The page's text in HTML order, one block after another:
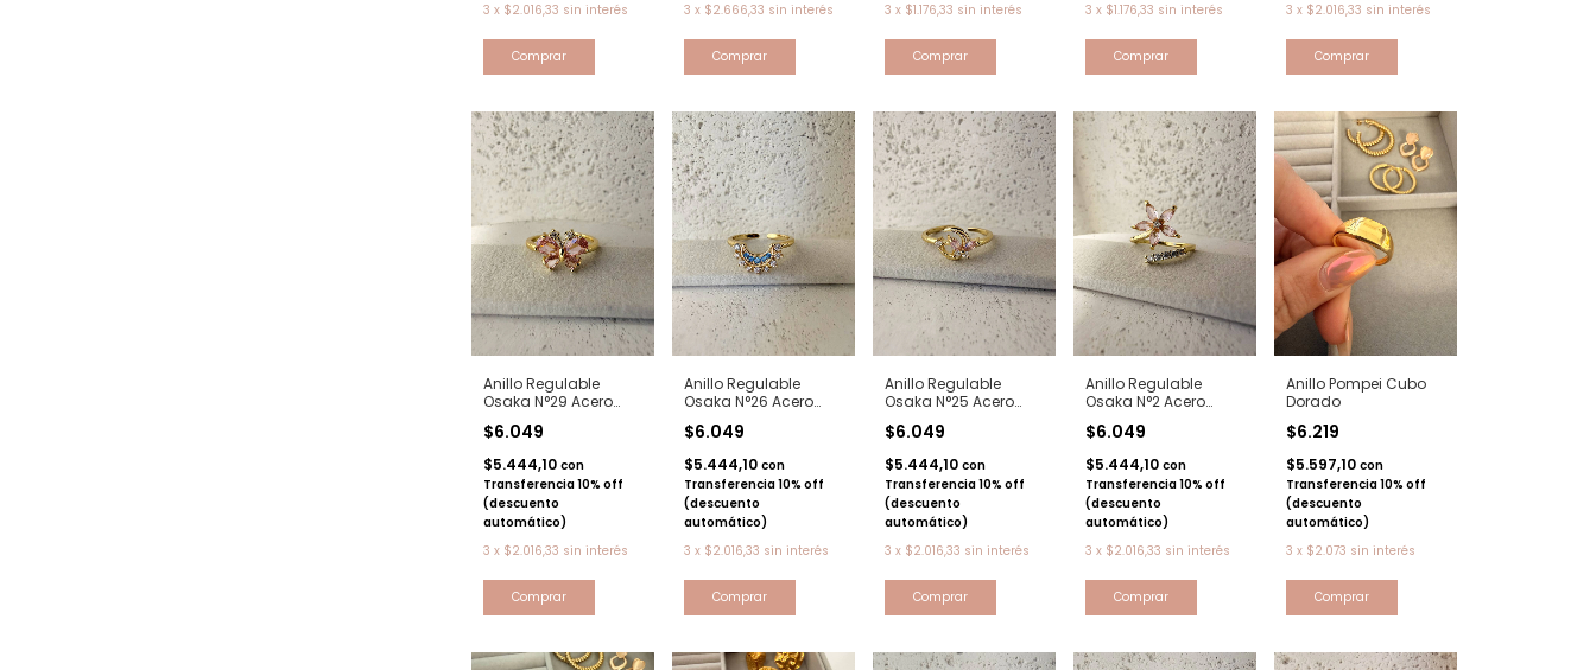
3 x $2.016,33 sin interés
3 x $2.666,33 sin interés
Comprar
3 x $1.176,33 sin interés
3 x $1.176,33 sin interés
3 x $2.016,33 sin interés
Anillo Regulable
Osaka N°29 Acero
$6.049
$5.444,10 con
Transferencia 10% off
(descuento
automático)
3 x $2.016,33 sin interés
Anillo Regulable
Osaka N°26 Acero
$6.049
$5.444,10 con
Transferencia 10% off
(descuento
automático)
3 x $2.016,33 sin interés
Anillo Regulable
Osaka N°25 Acero
$6.049
$5.444,10 con
Transferencia 10% off
(descuento
automático)
3 x $2.016,33 sin interés
Anillo Regulable
Osaka N°2 Acero
$6.049
$5.444,10 con
Transferencia 10% off
(descuento
automático)
3 x $2.016,33 sin interés
Anillo Pompei Cubo
Dorado
$6.219
$5.597,10 con
Transferencia 10% off
(descuento
automático)
3 x $2.073 sin interés
Comprar